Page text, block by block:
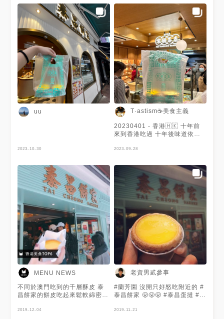
和皮蛋酥（倒數照片），完全忘
記味道，如果那時候有Menu可
以紀錄起來就好哈哈 #Hope吃
點心 #Hope吃下午茶 #Hope吃
香港
uu
2023-10-30
T·astism☕️美食主義
20230401 - 香港🇭🇰 十年前
來到香港吃過 十年後味道依舊
2023-09-28
MENU NEWS
不同於澳門吃到的千層酥皮 泰
昌餅家的餅皮吃起來鬆軟綿密，
😛 還帶點鹹味，快帶上一顆走
2019-12-04
老資男貳參事
#蘭芳園 沒開只好怒吃附近的 #
泰昌餅家 😤😤😤 #泰昌蛋撻 #香
撻
2019-11-21